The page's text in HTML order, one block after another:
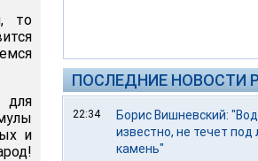
то
для
и
ПОСЛЕДНИЕ НОВОСТИ
22:34
Борис Вишневский:
известно, не течет
камень"